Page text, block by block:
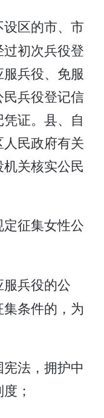
区的市、市
初次兵役登
兵役、免服
兵役登记信
证。县、自
民政府有关
关核实公民
征集女性公
兵役的公
条件的，为
宪法，拥护中
；